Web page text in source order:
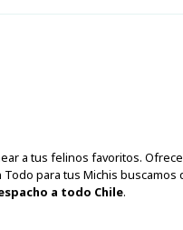
a tus felinos favoritos.
para tus Michis
a todo Chile.